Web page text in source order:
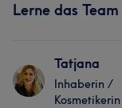
Lerne das
Tatjana
Inhaberin /
Kosmetikerin